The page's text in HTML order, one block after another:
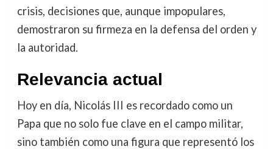
crisis, decisiones que, aunque impopulares,
demostraron su firmeza en la defensa del orden y
la autoridad.
Relevancia actual
Hoy en día, Nicolás III es recordado como un
Papa que no solo fue clave en el campo militar,
sino también como una figura que representó los